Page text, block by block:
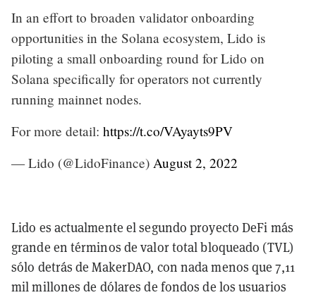
In an effort to broaden validator onboarding
opportunities in the Solana ecosystem, Lido is
piloting a small onboarding round for Lido on
Solana specifically for operators not currently
running mainnet nodes.
For more detail: https://t.co/VAyayts9PV
— Lido (@LidoFinance) August 2, 2022
Lido es actualmente el segundo proyecto DeFi más
grande en términos de valor total bloqueado (TVL)
sólo detrás de MakerDAO, con nada menos que 7,11
mil millones de dólares de fondos de los usuarios